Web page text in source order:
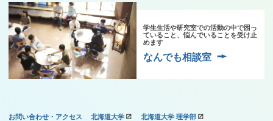
学生生活や研究室での活動の中で困っ
ていること、悩んでいることを受け止
めます
なんでも相談室
お問い合わせ・アクセス 北海道大学 北海道大学 理学部